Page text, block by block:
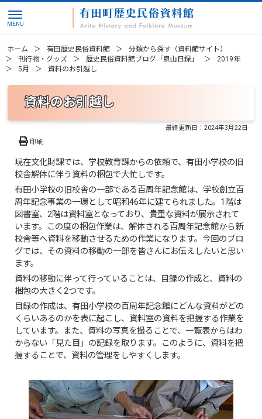
ホーム 有田歴史民俗資料館
分類から探す（資料館サイト）
刊行物・グッズ
歴史民俗資料館ブログ「泉山日録」
2019年
5月
資料のお引越し
資料のお引越し
最終更新日：2024年3月22日
印刷
現在文化財課では、学校教育課からの依頼で、有田小学校の旧
校舎解体に伴う資料の梱包で大忙しです。
有田小学校の旧校舎の一部である百周年記念館は、学校創立百
周年記念事業の一環として昭和46年に建てられました。1階は
図書室、2階は資料室となっており、貴重な資料が展示されて
います。この度の梱包作業は、解体される百周年記念館から新
校舎等へ資料を移動させるための作業になります。今回のブロ
グでは、その資料の移動の一部を皆さんにお伝えしたいと思い
ます。
資料の移動に伴って行っていることは、目録の作成と、資料の
梱包の大きく2つです。
目録の作成は、有田小学校の百周年記念館にどんな資料がどの
くらいあるのかを表に起こし、資料室の資料を把握する作業を
しています。また、資料の写真を撮ることで、一覧表からはわ
からない「見た目」の記録を取ります。このように、資料を把
握することで、資料の管理をしやすくします。